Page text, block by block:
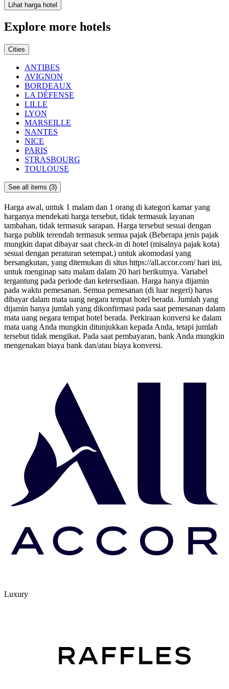
Lihat harga hotel
Explore more hotels
Cities
ANTIBES
AVIGNON
BORDEAUX
LA DÉFENSE
LILLE
LYON
MARSEILLE
NANTES
NICE
PARIS
STRASBOURG
TOULOUSE
See all items (3)
Harga awal, untuk 1 malam dan 1 orang di kategori kamar yang
harganya mendekati harga tersebut, tidak termasuk layanan
tambahan, tidak termasuk sarapan. Harga tersebut sesuai dengan
harga publik terendah termasuk semua pajak (Beberapa jenis pajak
mungkin dapat dibayar saat check-in di hotel (misalnya pajak kota)
sesuai dengan peraturan setempat.) untuk akomodasi yang
bersangkutan, yang ditemukan di situs https://all.accor.com/ hari ini,
untuk menginap satu malam dalam 20 hari berikutnya. Variabel
tergantung pada periode dan ketersediaan. Harga hanya dijamin
pada waktu pemesanan. Semua pemesanan (di luar negeri) harus
dibayar dalam mata uang negara tempat hotel berada. Jumlah yang
dijamin hanya jumlah yang dikonfirmasi pada saat pemesanan dalam
mata uang negara tempat hotel berada. Perkiraan konversi ke dalam
mata uang Anda mungkin ditunjukkan kepada Anda, tetapi jumlah
tersebut tidak mengikat. Pada saat pembayaran, bank Anda mungkin
mengenakan biaya bank dan/atau biaya konversi.
Luxury